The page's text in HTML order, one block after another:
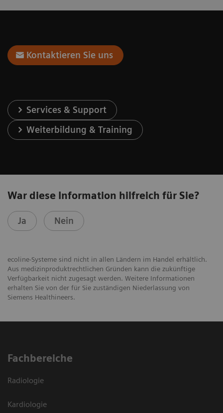
Kontaktieren Sie uns
Services & Support
Weiterbildung & Training
War diese Information hilfreich für Sie?
Ja Nein
ecoline-Systeme sind nicht in allen Ländern im Handel erhältlich.
Aus medizinproduktrechtlichen Gründen kann die zukünftige
Verfügbarkeit nicht zugesagt werden. Weitere Informationen
erhalten Sie von der für Sie zuständigen Niederlassung von
Siemens Healthineers.
Fachbereiche
Radiologie
Kardiologie